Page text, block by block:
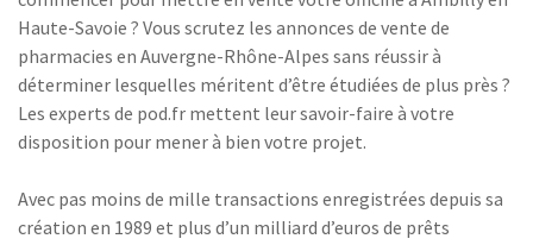
Haute-Savoie ? Vous scrutez les annonces de vente de
pharmacies en Auvergne-Rhône-Alpes sans réussir à
déterminer lesquelles méritent d’être étudiées de plus près ?
Les experts de pod.fr mettent leur savoir-faire à votre
disposition pour mener à bien votre projet.
Avec pas moins de mille transactions enregistrées depuis sa
création en 1989 et plus d’un milliard d’euros de prêts